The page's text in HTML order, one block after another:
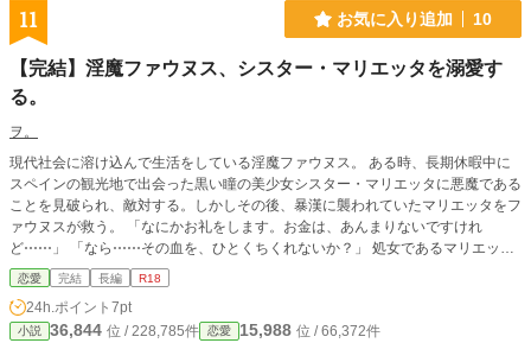
11 お気に入り追加 10
【完結】淫魔ファウヌス、シスター・マリエッタを溺愛す
る。
ヲ。
現代社会に溶け込んで生活をしている淫魔ファウヌス。 ある時、長期休暇中に
スペインの観光地で出会った黒い瞳の美少女シスター・マリエッタに悪魔である
ことを見破られ、敵対する。しかしその後、暴漢に襲われていたマリエッタをフ
ァウヌスが救う。 「なにかお礼をします。お金は、あんまりないですけれ
ど⋯⋯」 「なら⋯⋯その血を、ひとくちくれないか？」 処女であるマリエッタ
の体液はひとくちすすっただけで甘く、ファウヌスの官能を誘った。無邪気で清
らかなマリエッタに快楽を教えるごとに、シスターであるマリエッタに溺れてい
く淫魔ファウヌス。 「こんな女の子、手放せるわけない」 確信したファウヌス
は、マリエッタを追いかけるようになる。 ※「小説家になろう」にて同タイト
恋愛 完結 長編 R18
24h.ポイント 7pt
小説 36,844 位 / 228,785件 恋愛 15,988 位 / 66,372件